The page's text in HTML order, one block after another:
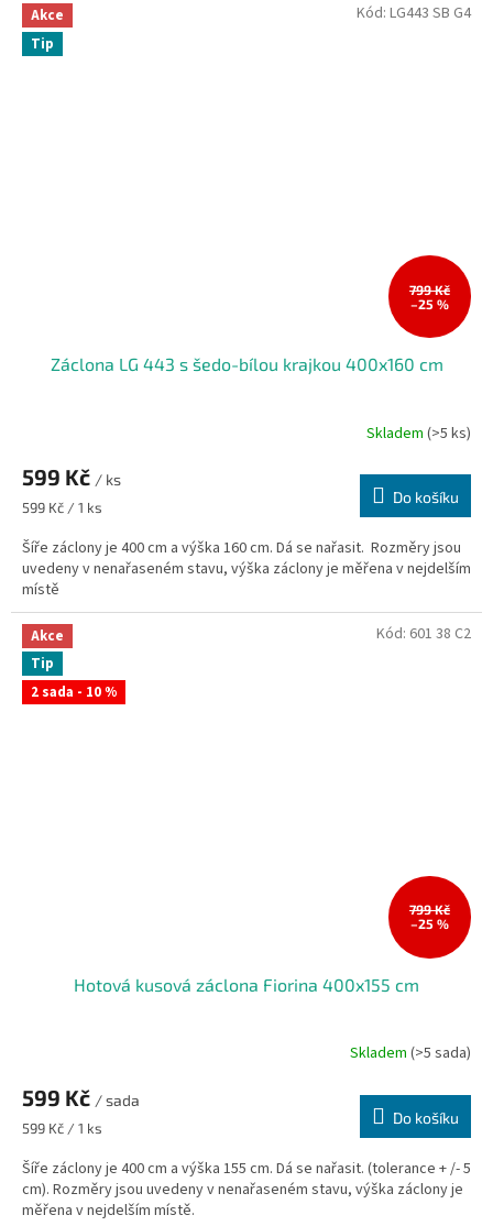
Akce
Tip
799 Kč
–25 %
Záclona LG 443 s šedo-bílou krajkou 400x160 cm
Skladem (>5 ks)
599 Kč / ks
Měrná
599 Kč / 1 ks
Do košíku
Šíře záclony je 400 cm a výška 160 cm. Dá se nařasit. Rozměry jsou
uvedeny v nenařaseném stavu, výška záclony je měřena v nejdelším
místě
Kód: LG443 SB G4
Akce
Tip
2 sada - 10 %
799 Kč
–25 %
Hotová kusová záclona Fiorina 400x155 cm
Skladem (>5 sada)
599 Kč / sada
Měrná
599 Kč / 1 ks
Do košíku
Šíře záclony je 400 cm a výška 155 cm. Dá se nařasit. (tolerance + /- 5
cm). Rozměry jsou uvedeny v nenařaseném stavu, výška záclony je
měřena v nejdelším místě.
Kód: 601 38 C2